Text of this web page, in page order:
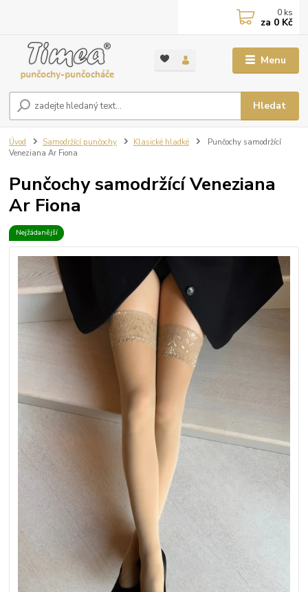
Menu
Hledat
0 ks
za 0 Kč
Úvod Samodržící punčochy Klasické hladké
Punčochy samodržící
Veneziana Ar Fiona
Punčochy samodržící Veneziana
Ar Fiona
Nejžádanější